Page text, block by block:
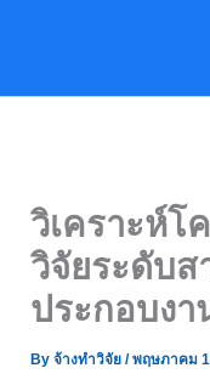
วิเคราะห์โ
วิจัยระดับ
ประกอบงา
By จ้างทำวิจัย /พฤษภาคม